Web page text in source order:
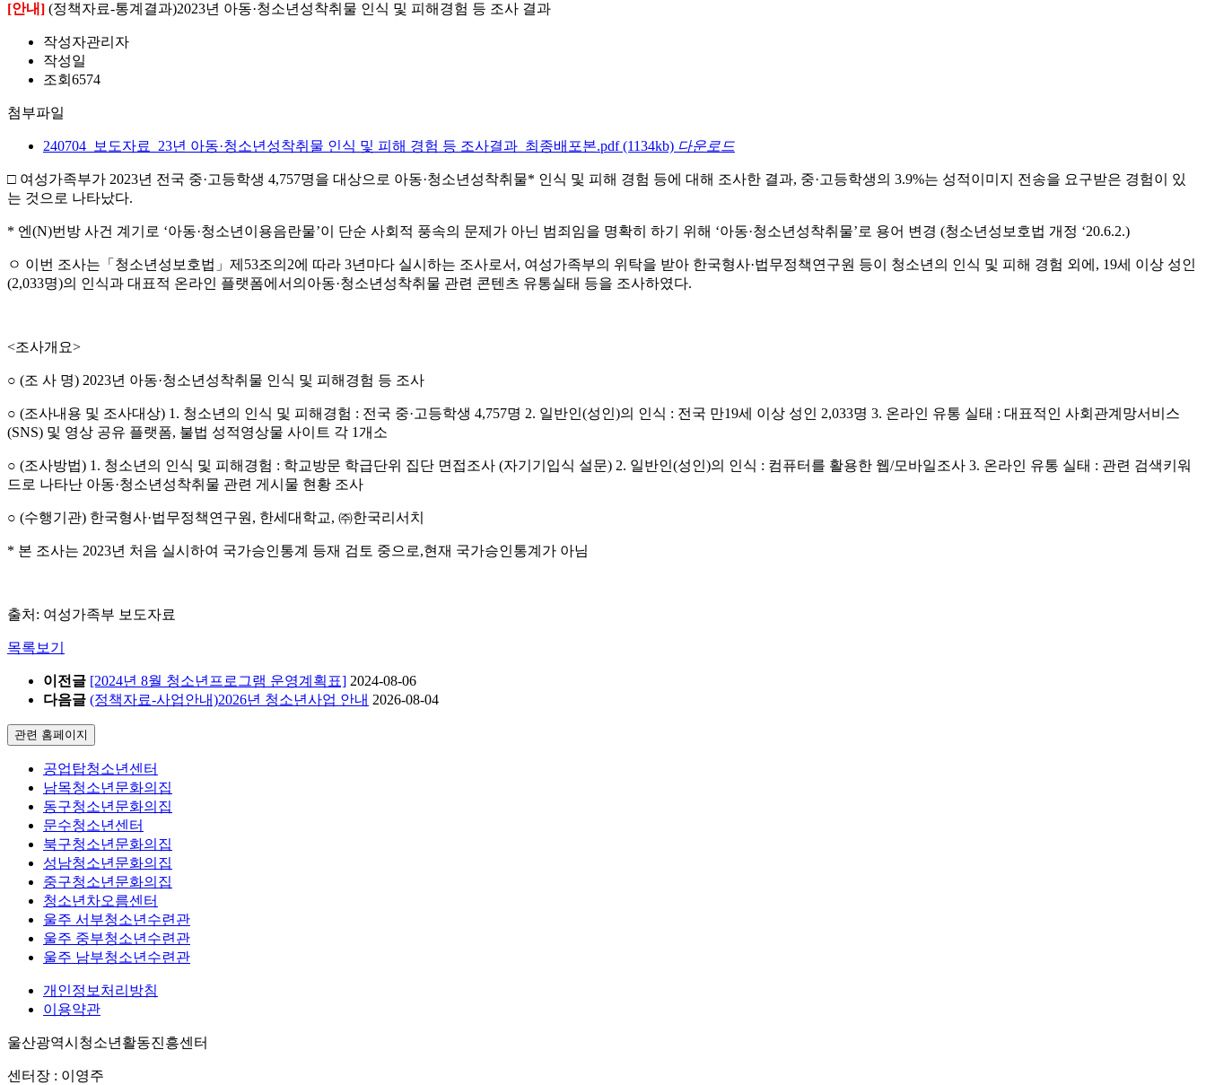
[안내] (정책자료-통계결과)2023년 아동·청소년성착취물 인식 및 피해경험 등 조사 결과
작성자관리자
작성일
조회 6574
첨부파일
240704_보도자료_23년 아동·청소년성착취물 인식 및 피해 경험 등 조사결과_최종배포본.pdf (1134kb) 다운로드
□ 여성가족부가 2023년 전국 중·고등학생 4,757명을 대상으로 아동·청소년성착취물* 인식 및 피해 경험 등에 대해 조사한 결과, 중·고등학생의 3.9%는 성적이미지 전송을 요구받은 경험이 있
는 것으로 나타났다.
* 엔(N)번방 사건 계기로 ‘아동·청소년이용음란물’이 단순 사회적 풍속의 문제가 아닌 범죄임을 명확히 하기 위해 ‘아동·청소년성착취물’로 용어 변경 (청소년성보호법 개정 ‘20.6.2.)
ㅇ 이번 조사는「청소년성보호법」제53조의2에 따라 3년마다 실시하는 조사로서, 여성가족부의 위탁을 받아 한국형사·법무정책연구원 등이 청소년의 인식 및 피해 경험 외에, 19세 이상 성인
(2,033명)의 인식과 대표적 온라인 플랫폼에서의아동·청소년성착취물 관련 콘텐츠 유통실태 등을 조사하였다.
<조사개요>
○ (조 사 명) 2023년 아동·청소년성착취물 인식 및 피해경험 등 조사
○ (조사내용 및 조사대상) 1. 청소년의 인식 및 피해경험 : 전국 중·고등학생 4,757명 2. 일반인(성인)의 인식 : 전국 만19세 이상 성인 2,033명 3. 온라인 유통 실태 : 대표적인 사회관계망서비스
(SNS) 및 영상 공유 플랫폼, 불법 성적영상물 사이트 각 1개소
○ (조사방법) 1. 청소년의 인식 및 피해경험 : 학교방문 학급단위 집단 면접조사 (자기기입식 설문) 2. 일반인(성인)의 인식 : 컴퓨터를 활용한 웹/모바일조사 3. 온라인 유통 실태 : 관련 검색키워
드로 나타난 아동·청소년성착취물 관련 게시물 현황 조사
○ (수행기관) 한국형사·법무정책연구원, 한세대학교, ㈜한국리서치
* 본 조사는 2023년 처음 실시하여 국가승인통계 등재 검토 중으로,현재 국가승인통계가 아님
출처: 여성가족부 보도자료
목록보기
이전글 [2024년 8월 청소년프로그램 운영계획표] 2024-08-06
다음글 (정책자료-사업안내)2026년 청소년사업 안내 2026-08-04
관련 홈페이지
공업탑청소년센터
남목청소년문화의집
동구청소년문화의집
문수청소년센터
북구청소년문화의집
성남청소년문화의집
중구청소년문화의집
청소년차오름센터
울주 서부청소년수련관
울주 중부청소년수련관
울주 남부청소년수련관
개인정보처리방침
이용약관
울산광역시청소년활동진흥센터
센터장 : 이영주